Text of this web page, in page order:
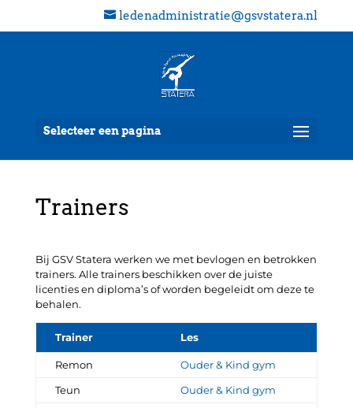
ledenadministratie@gsvstatera.nl
Selecteer een pagina
Trainers
Bij GSV Statera werken we met bevlogen en betrokken
trainers. Alle trainers beschikken over de juiste
licenties en diploma’s of worden begeleidt om deze te
behalen.
Trainer Les
Remon
Ouder & Kind gym
Teun
Ouder & Kind gym